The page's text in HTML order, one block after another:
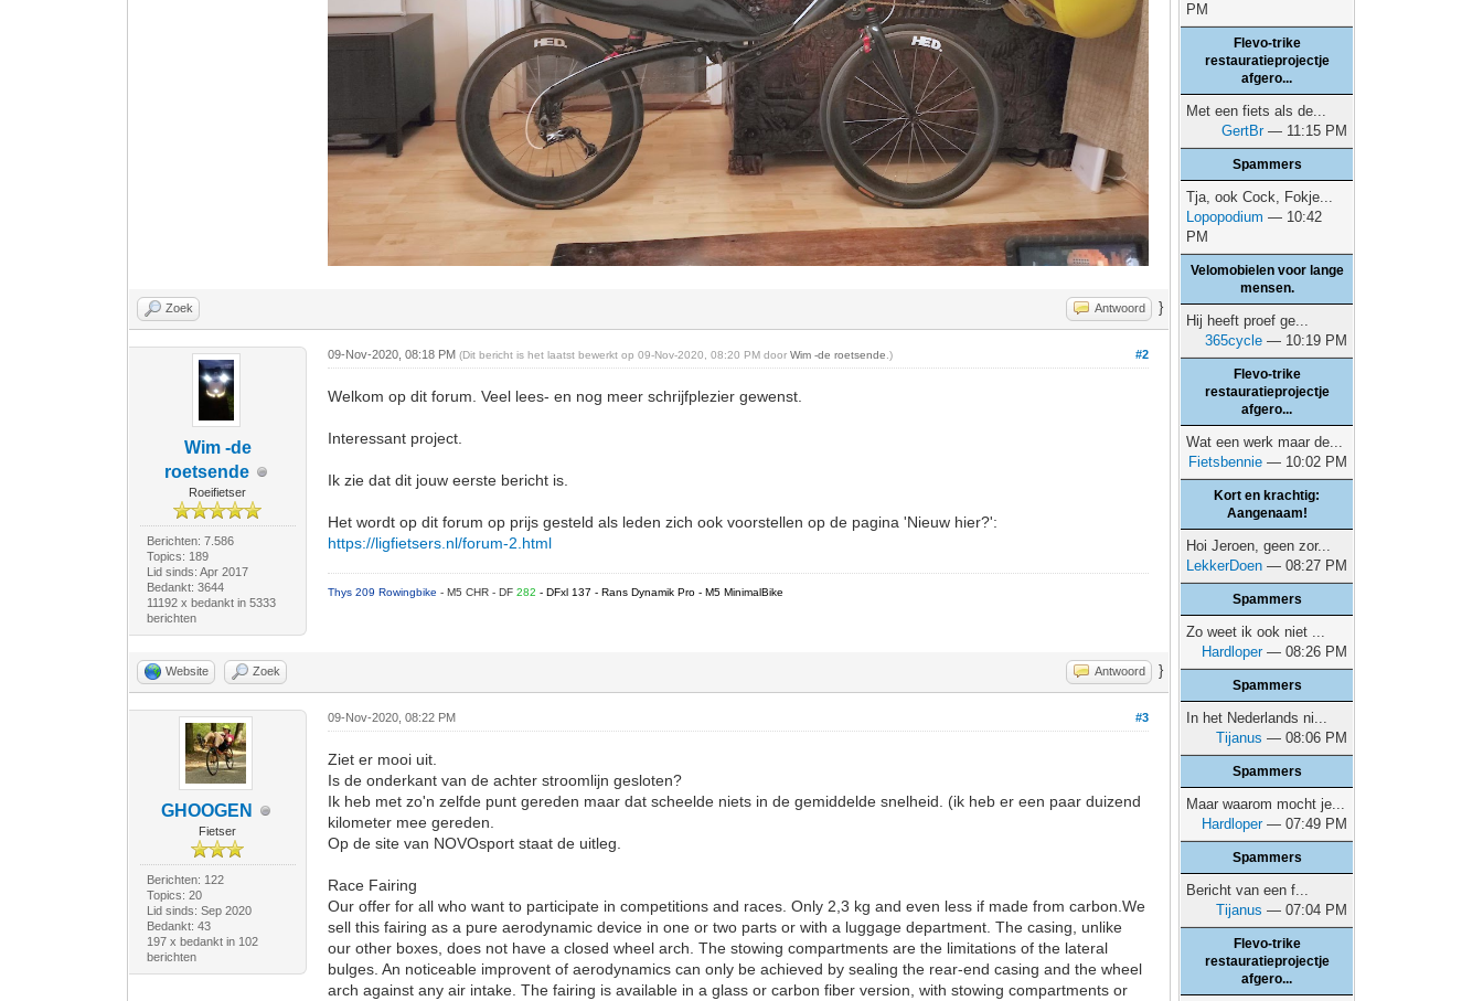
Zoek Antwoord }
Wim -de
roetsende
Roeifietser
Berichten: 7.586
Topics: 189
Lid sinds: Apr 2017
Bedankt: 3644
11192 x bedankt in 5333
berichten
#2
09-Nov-2020, 08:18 PM(Dit bericht is het laatst bewerkt op 09-Nov-2020, 08:20 PM doorWim -de roetsende .)
Welkom op dit forum. Veel lees- en nog meer schrijfplezier gewenst.
Interessant project.
Ik zie dat dit jouw eerste bericht is.
Het wordt op dit forum op prijs gesteld als leden zich ook voorstellen op de pagina 'Nieuw hier?':
https://ligfietsers.nl/forum-2.html
Thys 209 Rowingbike- M5 CHR - DF282- DFxl 137 - Rans Dynamik Pro - M5 MinimalBike
Website Zoek Antwoord }
GHOOGEN
Fietser
Berichten: 122
Topics: 20
Lid sinds: Sep 2020
Bedankt: 43
197 x bedankt in 102
berichten
#3
09-Nov-2020, 08:22 PM
Ziet er mooi uit.
Is de onderkant van de achter stroomlijn gesloten?
Ik heb met zo'n zelfde punt gereden maar dat scheelde niets in de gemiddelde snelheid. (ik heb er een paar duizend
kilometer mee gereden.
Op de site van NOVOsport staat de uitleg.
Race Fairing
Our offer for all who want to participate in competitions and races. Only 2,3 kg and even less if made from carbon.We
sell this fairing as a pure aerodynamic device in one or two parts or with a luggage department. The casing, unlike
our other boxes, does not have a closed wheel arch. The stowing compartments are the limitations of the lateral
bulges. An noticeable improvent of aerodynamics can only be achieved by sealing the rear-end casing and the wheel
arch against any air intake. The fairing is available in a glass or carbon fiber version, with stowing compartments or
PM
Flevo-trike
restauratieprojectje
afgero...
Met een fiets als de...
GertBr— 11:15 PM
Spammers
Tja, ook Cock, Fokje...
Lopopodium — 10:42
PM
Velomobielen voor lange
mensen.
Hij heeft proef ge...
365cycle — 10:19 PM
Flevo-trike
restauratieprojectje
afgero...
Wat een werk maar de...
Fietsbennie — 10:02 PM
Kort en krachtig:
Aangenaam!
Hoi Jeroen, geen zor...
LekkerDoen — 08:27 PM
Spammers
Zo weet ik ook niet ...
Hardloper— 08:26 PM
Spammers
In het Nederlands ni...
Tijanus — 08:06 PM
Spammers
Maar waarom mocht je...
Hardloper— 07:49 PM
Spammers
Bericht van een f...
Tijanus — 07:04 PM
Flevo-trike
restauratieprojectje
afgero...